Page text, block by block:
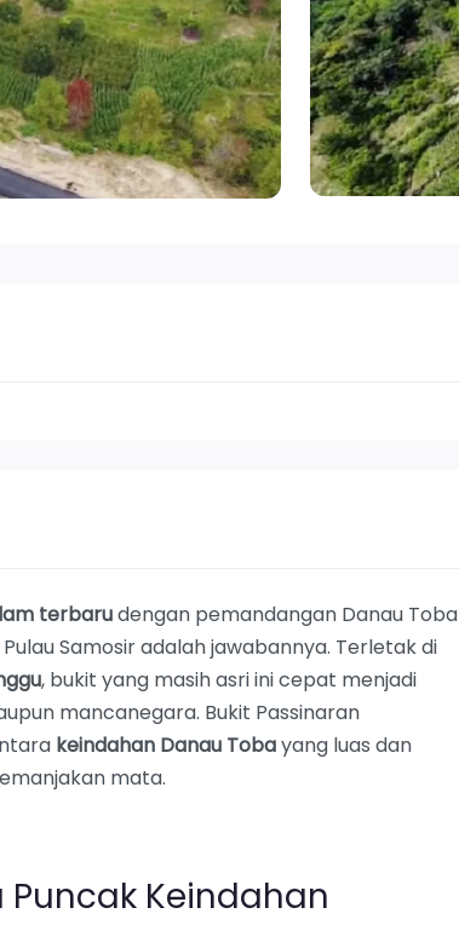
terbarudengan pemandangan Danau Toba
Pulau Samosir adalah jawabannya. Terletak di
, bukit yang masih asri ini cepat menjadi
mancanegara. Bukit Passinaran
keindahan Danau Tobayang luas dan
mata.
Puncak Keindahan